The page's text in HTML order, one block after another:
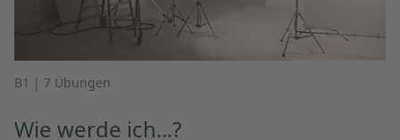
B1 | 7 Übungen
Wie werde ich...?